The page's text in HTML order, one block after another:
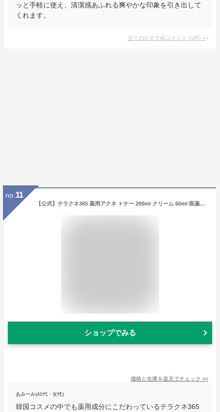
ッと手軽に使え、清潔感あふれる爽やかな印象を引き出して
くれます。
全てのおすすめコメント (1件) >
no. 11
【公式】テラクネ365 薬用アクネ トナー 200ml クリーム 60ml 医薬部外品 ニキビ 化粧水 乳液 毛穴 脂性肌 混合肌 敏感肌 トラネキサム酸 メンズ 乾燥肌 スキンケア 顔 韓国 韓国コスメ
ショップでみる
価格と在庫を楽天でチェック >>
あみーみ(40代・女性)
韓国コスメの中でも薬用成分にこだわっているテラクネ365